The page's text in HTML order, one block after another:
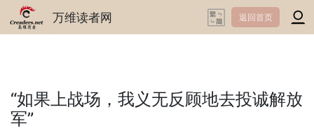
万维读者网 返回首页
“如果上战场，我义无反顾地去投诚解放
军”